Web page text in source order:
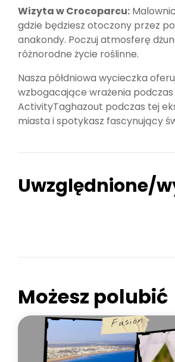
Wizyta w Crocoparcu:
gdzie będziesz otoczony przez
anakondy. Poczuj atmosferę
różnorodne życie roślinne.
Nasza półdniowa wycieczka
wzbogacające wrażenia podczas
ActivityTaghazout podczas tej
miasta i spotykasz fascynujący
Uwzględnione/
Możesz polubić